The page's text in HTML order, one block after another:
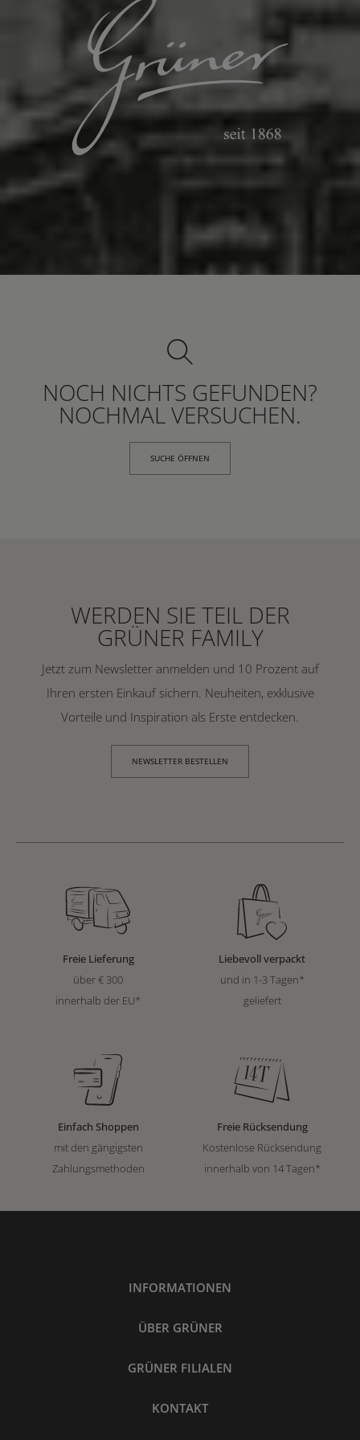
NOCH NICHTS GEFUNDEN?
NOCHMAL VERSUCHEN.
SUCHE ÖFFNEN
WERDEN SIE TEIL DER
GRÜNER FAMILY
Jetzt zum Newsletter anmelden und 10 Prozent auf
Ihren ersten Einkauf sichern. Neuheiten, exklusive
Vorteile und Inspiration als Erste entdecken.
NEWSLETTER BESTELLEN
Freie Lieferung
über € 300
innerhalb der EU*
Liebevoll verpackt
und in 1-3 Tagen*
geliefert
Einfach Shoppen
mit den gängigsten
Zahlungsmethoden
Freie Rücksendung
Kostenlose Rücksendung
innerhalb von 14 Tagen*
INFORMATIONEN
ÜBER GRÜNER
GRÜNER FILIALEN
KONTAKT